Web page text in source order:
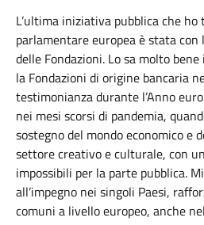
L’ultima iniziativa pubblica che
parlamentare europea è stata con
delle Fondazioni. Lo sa molto
la Fondazioni di origine bancaria
testimonianza durante l’Anno
nei mesi scorsi di pandemia,
sostegno del mondo economico e
settore creativo e culturale, con
impossibili per la parte pubblica.
all’impegno nei singoli Paesi,
comuni a livello europeo, anche